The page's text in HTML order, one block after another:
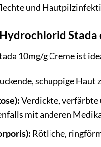
und
Stada
10mg/g Creme ist
schuppige Haut
Verdickte, verfärbte
mit anderen
Rötliche,